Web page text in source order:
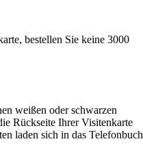
bestellen Sie keine 3000
weißen oder schwarzen
Rückseite Ihrer Visitenkarte
laden sich in das Telefonbuch